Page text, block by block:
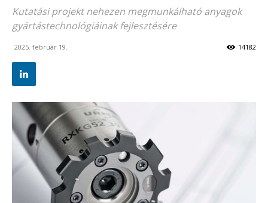
Kutatási projekt nehezen megmunkálható anyagok
gyártástechnológiáinak fejlesztésére
2025. február 19. 14182